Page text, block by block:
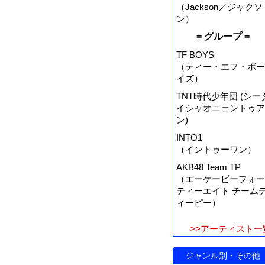
（Jackson／ジャクソ
ン）
= グループ =
TF BOYS
（ティー・エフ・ボー
イズ）
TNT時代少年団 (シー
イシャオニェントゥア
ン)
INTO1
（イントゥーワン）
AKB48 Team TP
（エーケービーフォー
ティーエイト チーム
ィーピー）
>>アーティスト一
ジャンル別・その他